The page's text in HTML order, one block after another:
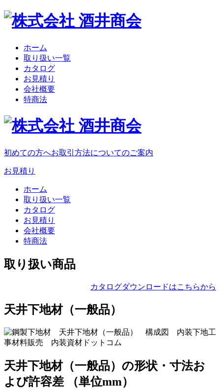
ホーム
取り扱い一覧
カタログ
お見積り
会社概要
特商法
初めての方へお取引方法についてのご案内
お見積り
ホーム
取り扱い一覧
カタログ
お見積り
会社概要
特商法
取り扱い商品
カタログダウンロードはこちらから
天井下地材（一般品）
天井下地材（一般品）の形状・寸法お
よび許容差 （単位mm）